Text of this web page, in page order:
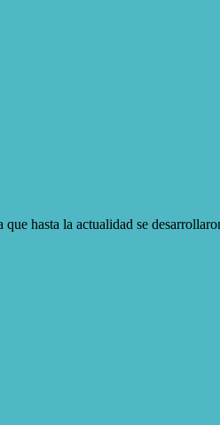
hasta la actualidad se